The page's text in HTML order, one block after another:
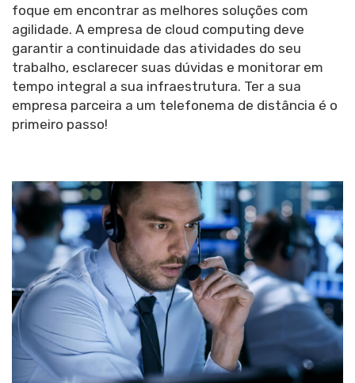
foque em encontrar as melhores soluções com
agilidade. A empresa de cloud computing deve
garantir a continuidade das atividades do seu
trabalho, esclarecer suas dúvidas e monitorar em
tempo integral a sua infraestrutura. Ter a sua
empresa parceira a um telefonema de distância é o
primeiro passo!